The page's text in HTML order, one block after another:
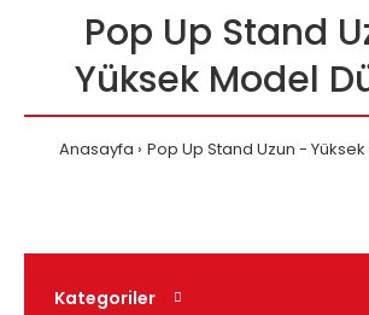
Pop Up Stand
Yüksek Model
Anasayfa Pop Up Stand Uzun -
Kategoriler